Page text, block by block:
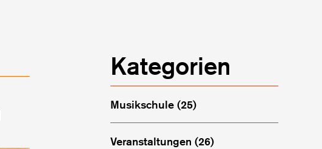
Kategorien
Musikschule (25)
Veranstaltungen (26)